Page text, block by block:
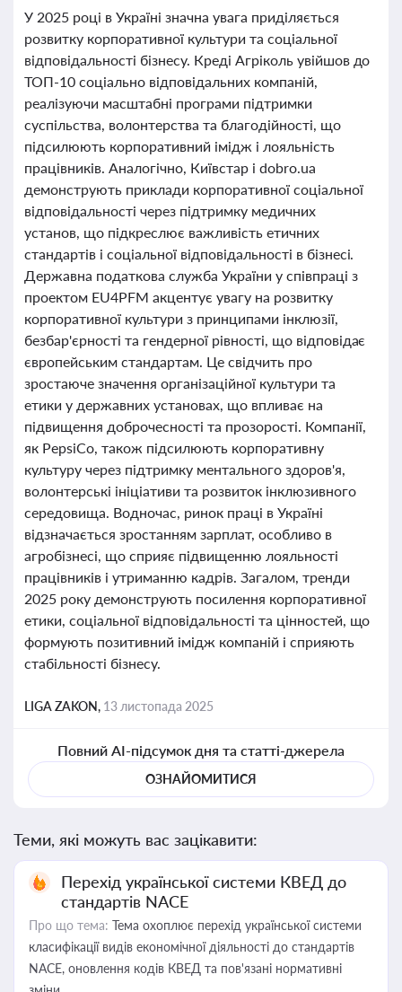
У 2025 році в Україні значна увага приділяється
розвитку корпоративної культури та соціальної
відповідальності бізнесу. Креді Агріколь увійшов до
ТОП-10 соціально відповідальних компаній,
реалізуючи масштабні програми підтримки
суспільства, волонтерства та благодійності, що
підсилюють корпоративний імідж і лояльність
працівників. Аналогічно, Київстар і dobro.ua
демонструють приклади корпоративної соціальної
відповідальності через підтримку медичних
установ, що підкреслює важливість етичних
стандартів і соціальної відповідальності в бізнесі.
Державна податкова служба України у співпраці з
проектом EU4PFM акцентує увагу на розвитку
корпоративної культури з принципами інклюзії,
безбар'єрності та гендерної рівності, що відповідає
європейським стандартам. Це свідчить про
зростаюче значення організаційної культури та
етики у державних установах, що впливає на
підвищення доброчесності та прозорості. Компанії,
як PepsiCo, також підсилюють корпоративну
культуру через підтримку ментального здоров'я,
волонтерські ініціативи та розвиток інклюзивного
середовища. Водночас, ринок праці в Україні
відзначається зростанням зарплат, особливо в
агробізнесі, що сприяє підвищенню лояльності
працівників і утриманню кадрів. Загалом, тренди
2025 року демонструють посилення корпоративної
етики, соціальної відповідальності та цінностей, що
формують позитивний імідж компаній і сприяють
стабільності бізнесу.
LIGA ZAKON, 13 листопада 2025
Повний AI-підсумок дня та статті-джерела
ОЗНАЙОМИТИСЯ
Теми, які можуть вас зацікавити:
Перехід української системи КВЕД до
стандартів NACE
Про що тема: Тема охоплює перехід української системи
класифікації видів економічної діяльності до стандартів
NACE, оновлення кодів КВЕД та пов'язані нормативні